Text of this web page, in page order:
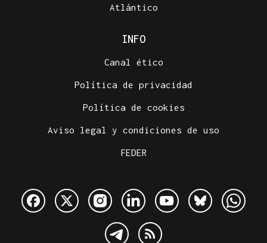
Atlántico
INFO
Canal ético
Política de privacidad
Política de cookies
Aviso legal y condiciones de uso
FEDER